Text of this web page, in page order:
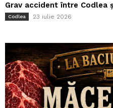
Grav accident între Codlea
Codlea 23 iulie 2026